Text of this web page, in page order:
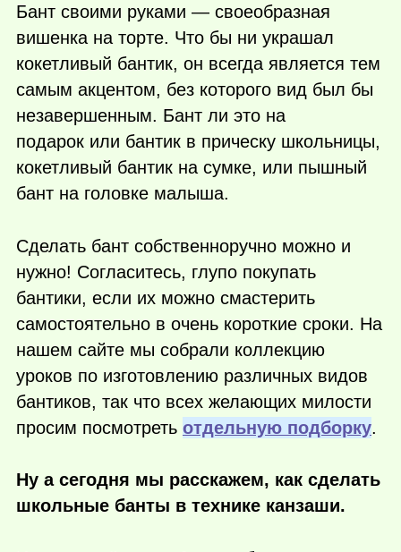
Бант своими руками — своеобразная
вишенка на торте. Что бы ни украшал
кокетливый бантик, он всегда является тем
самым акцентом, без которого вид был бы
незавершенным. Бант ли это на
подарок или бантик в прическу школьницы,
кокетливый бантик на сумке, или пышный
бант на головке малыша.
Сделать бант собственноручно можно и
нужно! Согласитесь, глупо покупать
бантики, если их можно смастерить
самостоятельно в очень короткие сроки. На
нашем сайте мы собрали коллекцию
уроков по изготовлению различных видов
бантиков, так что всех желающих милости
просим посмотреть отдельную подборку.
Ну а сегодня мы расскажем, как сделать
школьные банты в технике канзаши.